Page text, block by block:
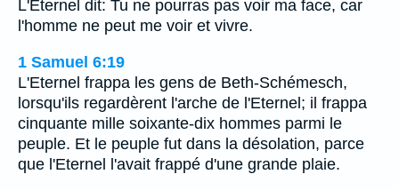
L'Eternel dit: Tu ne pourras pas voir ma face, car
l'homme ne peut me voir et vivre.
1 Samuel 6:19
L'Eternel frappa les gens de Beth-Schémesch,
lorsqu'ils regardèrent l'arche de l'Eternel; il frappa
cinquante mille soixante-dix hommes parmi le
peuple. Et le peuple fut dans la désolation, parce
que l'Eternel l'avait frappé d'une grande plaie.